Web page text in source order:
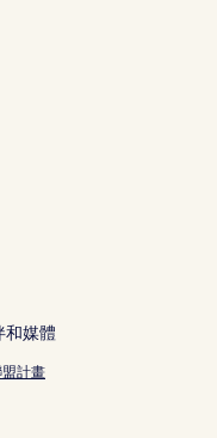
和媒體
計畫